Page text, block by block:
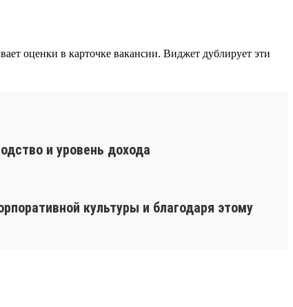
оценки в карточке вакансии. Виджет дублирует эти
и уровень дохода
культуры и благодаря этому